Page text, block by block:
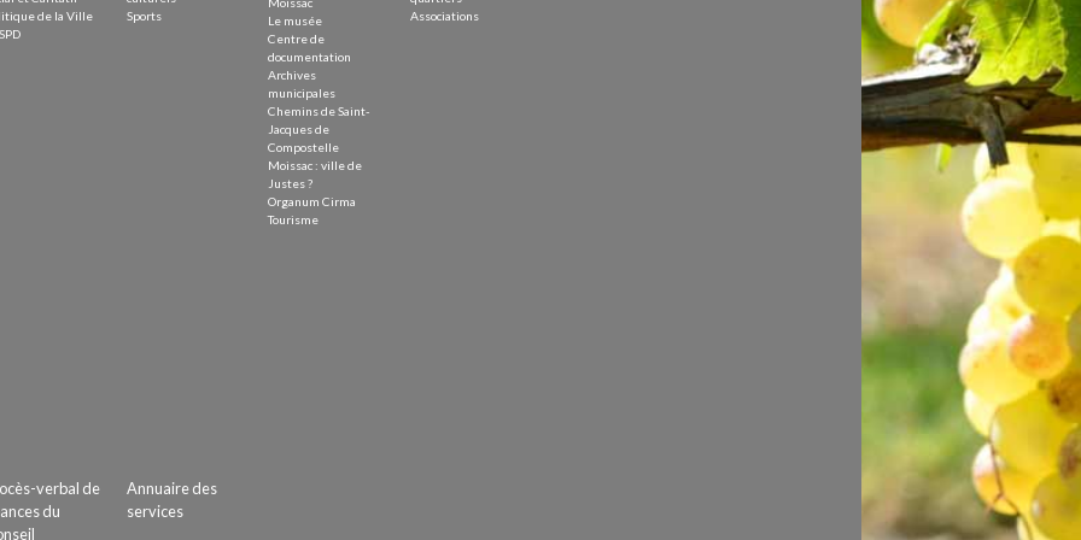
de la Ville
Sports
Le musée
Centre de
documentation
Archives
municipales
Chemins de Saint-
Jacques de
Compostelle
Moissac : ville de
Justes ?
Organum Cirma
Tourisme
Associations
verbal de
du
Annuaire des
services